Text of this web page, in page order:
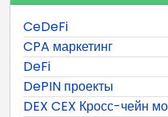
CeDeFi
CPA маркетинг
DeFi
DePIN проекты
DEX CEX Кросс-чейн